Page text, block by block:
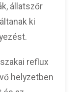
állatszőr
ki
reflux
helyzetben